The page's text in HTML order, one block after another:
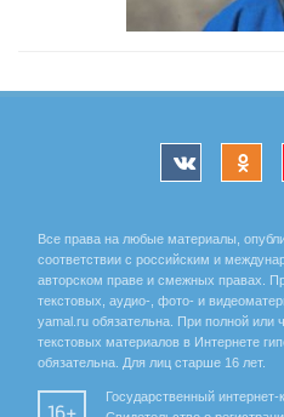
Все права на любые материалы,
соответствии с российским и
авторском праве и смежных правах.
текстовых, аудио-, фото- и
yamal.ru обязательна. При полной или
текстовых материалов в Интернете
обязательна. Для лиц старше 16 лет.
Государственный